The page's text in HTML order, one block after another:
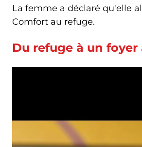
La femme a déclaré qu'elle
Comfort au refuge.
Du refuge à un